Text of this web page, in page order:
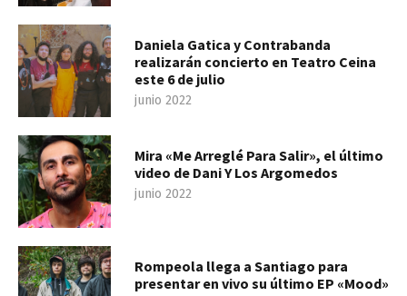
Daniela Gatica y Contrabanda
realizarán concierto en Teatro Ceina
este 6 de julio
junio 2022
Mira «Me Arreglé Para Salir», el último
video de Dani Y Los Argomedos
junio 2022
Rompeola llega a Santiago para
presentar en vivo su último EP «Mood»